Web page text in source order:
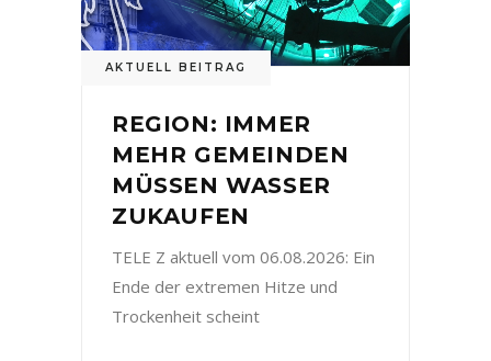
AKTUELL BEITRAG
REGION: IMMER
MEHR GEMEINDEN
MÜSSEN WASSER
ZUKAUFEN
TELE Z aktuell vom 06.08.2026: Ein
Ende der extremen Hitze und
Trockenheit scheint